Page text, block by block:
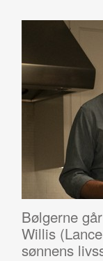
Bølgerne
Willis
sønnens